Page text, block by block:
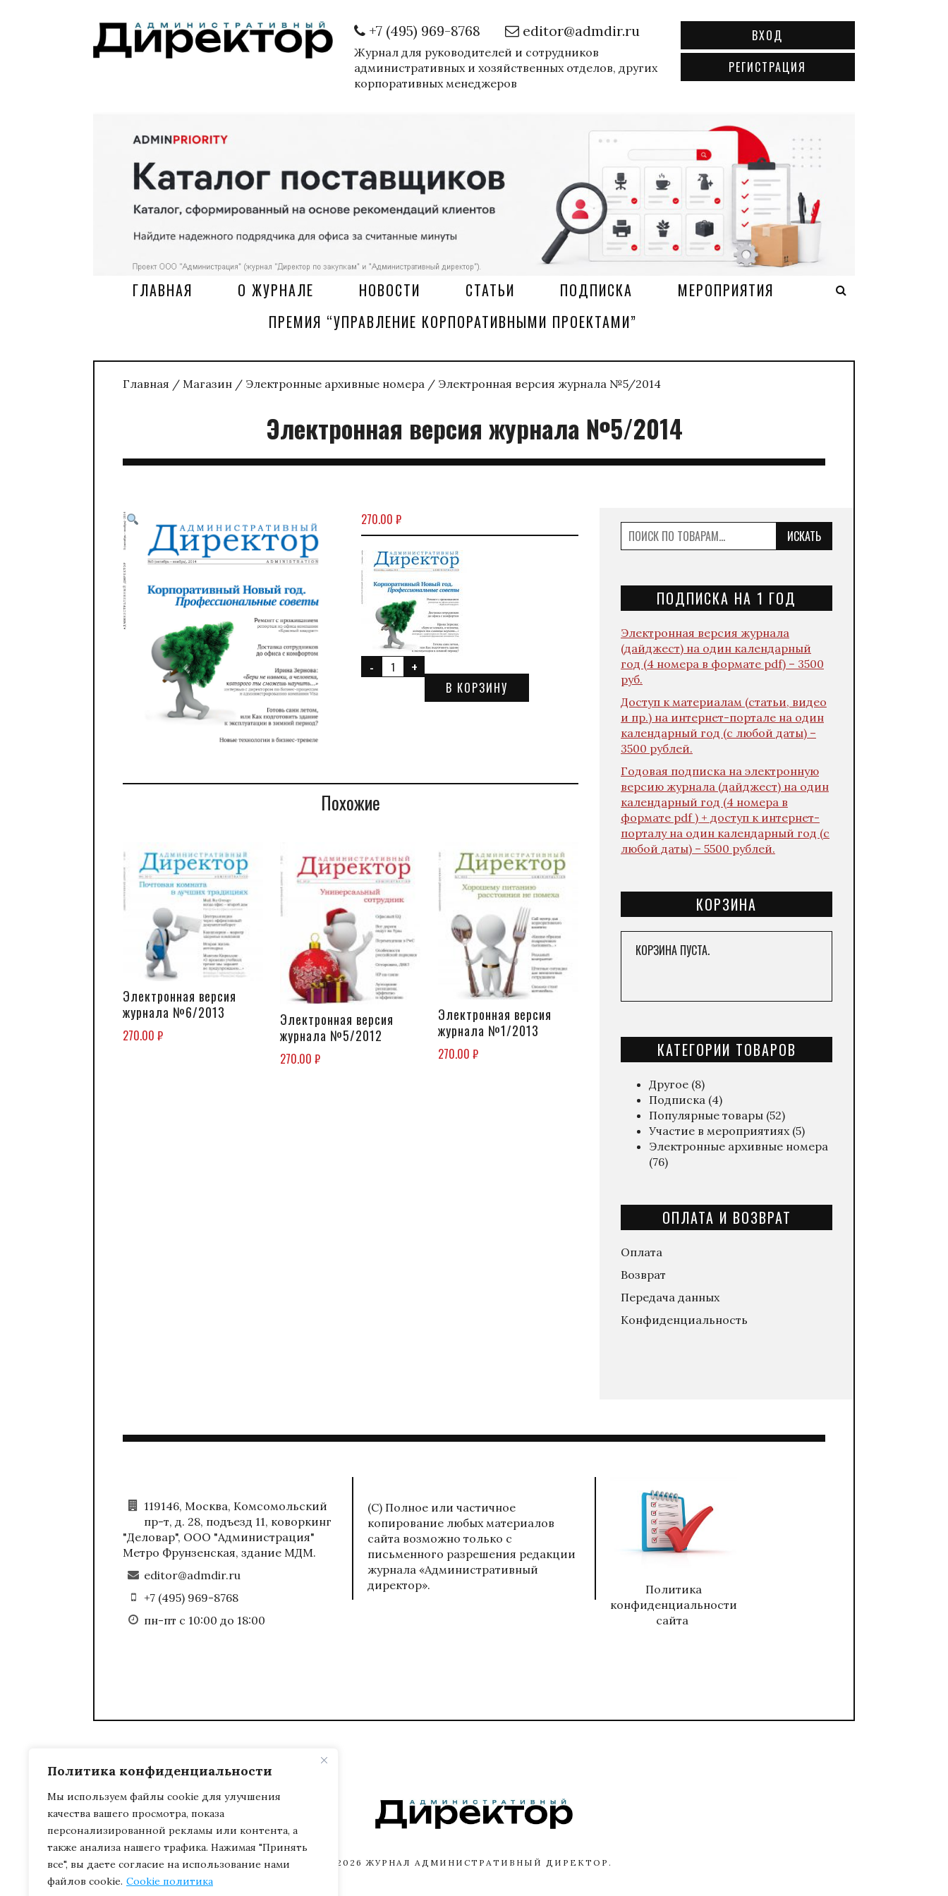
Политика конфиденциальности
Мы используем файлы cookie для улучшения
качества вашего просмотра, показа
персонализированной рекламы или контента, а
также анализа нашего трафика. Нажимая "Принять
все", вы даете согласие на использование нами
файлов cookie. Cookie политика
+7 (495) 969-8768 editor@admdir.ru
Журнал для руководителей и сотрудников
административных и хозяйственных отделов, других
корпоративных менеджеров
ВХОД
РЕГИСТРАЦИЯ
ГЛАВНАЯ О ЖУРНАЛЕ НОВОСТИ СТАТЬИ ПОДПИСКА
МЕРОПРИЯТИЯ
ПРЕМИЯ “УПРАВЛЕНИЕ КОРПОРАТИВНЫМИ ПРОЕКТАМИ”
Главная / Магазин / Электронные архивные номера / Электронная версия журнала №5/2014
Электронная версия журнала №5/2014
270.00 ₽
В КОРЗИНУ
Похожие
В КОРЗИНУ
Электронная версия
журнала №6/2013
270.00 ₽
В КОРЗИНУ
Электронная версия
журнала №5/2012
270.00₽
В КОРЗИНУ
Электронная версия
журнала №1/2013
270.00 ₽
ИСКАТЬ
ПОДПИСКА НА 1 ГОД
Электронная версия журнала
(дайджест) на один календарный
год (4 номера в формате pdf) – 3500
руб.
Доступ к материалам (статьи, видео
и пр.) на интернет-портале на один
календарный год (с любой даты) –
3500 рублей.
Годовая подписка на электронную
версию журнала (дайджест) на один
календарный год (4 номера в
формате pdf ) + доступ к интернет-
порталу на один календарный год (с
любой даты) – 5500 рублей.
КОРЗИНА
КОРЗИНА ПУСТА.
КАТЕГОРИИ ТОВАРОВ
Другое (8)
Подписка (4)
Популярные товары (52)
Участие в мероприятиях (5)
Электронные архивные номера
(76)
ОПЛАТА И ВОЗВРАТ
Оплата
Возврат
Передача данных
Конфиденциальность
119146, Москва, Комсомольский
пр-т, д. 28, подъезд 11, коворкинг
"Деловар", ООО "Администрация"
Метро Фрунзенская, здание МДМ.
editor@admdir.ru
+7 (495) 969-8768
пн-пт с 10:00 до 18:00
(С) Полное или частичное
копирование любых материалов
сайта возможно только с
письменного разрешения редакции
журнала «Административный
директор».
Политика
конфиденциальности
сайта
2026ЖУРНАЛ АДМИНИСТРАТИВНЫЙ ДИРЕКТОР.